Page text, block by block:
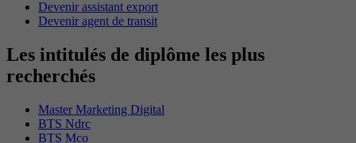
Devenir assistant export
Devenir agent de transit
Les intitulés de diplôme les plus
recherchés
Master Marketing Digital
BTS Ndrc
BTS Mco